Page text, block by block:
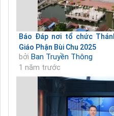
Báo Đáp nơi tổ chức
Giáo Phận Bùi Chu 2025
bởi Ban Truyền Thông
1 năm trước